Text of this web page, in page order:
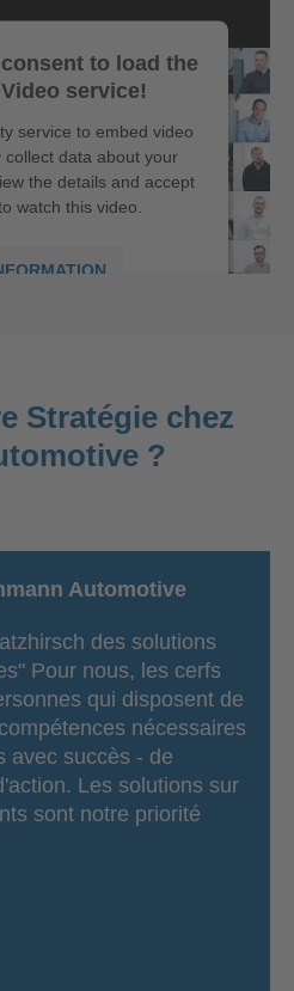
to load the
service!
service to embed video
data about your
the details and accept
watch this video.
Platform
Stratégie chez
?
Automotive
des solutions
Pour nous, les cerfs
qui disposent de
nécessaires
avec succès - de
Les solutions sur
sont notre priorité